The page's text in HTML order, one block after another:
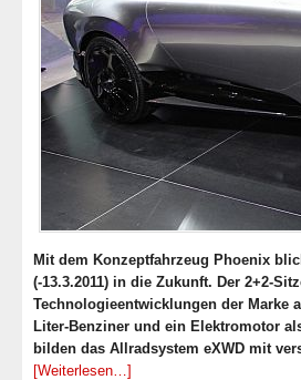
Mit dem Konzeptfahrzeug Phoenix
(-13.3.2011) in die Zukunft. Der 2+2-
Technologieentwicklungen der Marke
Liter-Benziner und ein Elektromotor
bilden das Allradsystem eXWD mit
[Weiterlesen…]